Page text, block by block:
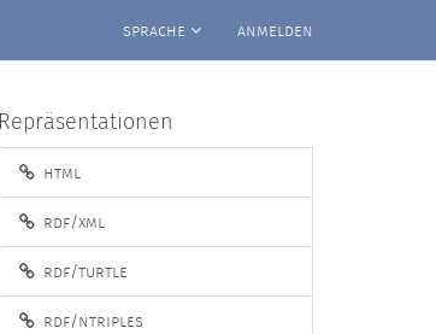
sprache anmelden
Repräsentationen
html
rdf/xml
rdf/turtle
rdf/ntriples